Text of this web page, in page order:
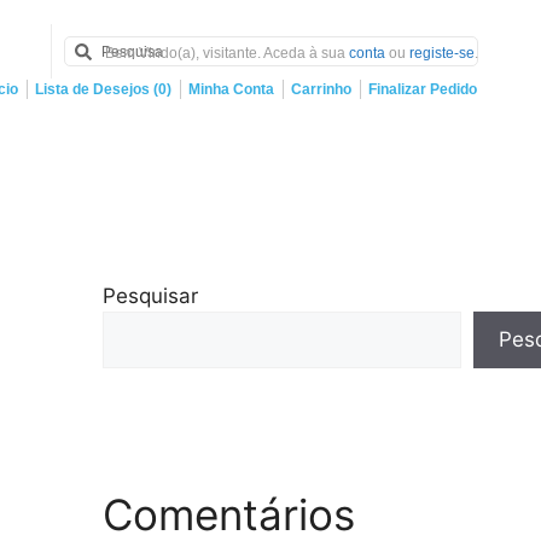
Bem Vindo(a), visitante. Aceda à sua conta ou registe-se.
Lista de Desejos (0) Minha Conta Carrinho Finalizar Pedido
Pesquisar
Comentários